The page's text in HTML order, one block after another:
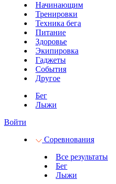
Начинающим
Тренировки
Техника бега
Питание
Здоровье
Экипировка
Гаджеты
События
Другое
Бег
Лыжи
Войти
Соревнования
Все результаты
Бег
Лыжи